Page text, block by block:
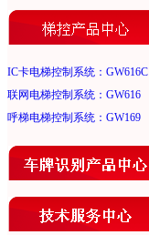
IC卡电梯控制系统：GW616C
联网电梯控制系统：GW616
呼梯电梯控制系统：GW169